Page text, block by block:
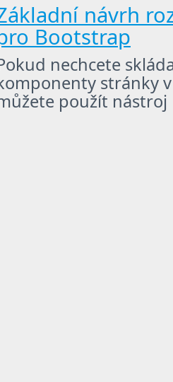
návrh
Bootstrap
nechcete
stránky
použít nástroj